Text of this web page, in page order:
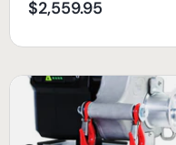
$2,559.95